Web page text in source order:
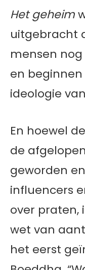
Het geheim
uitgebracht
mensen
en
ideologie
En hoewel
de
geworden
influencers
over praten,
wet van
het eerst